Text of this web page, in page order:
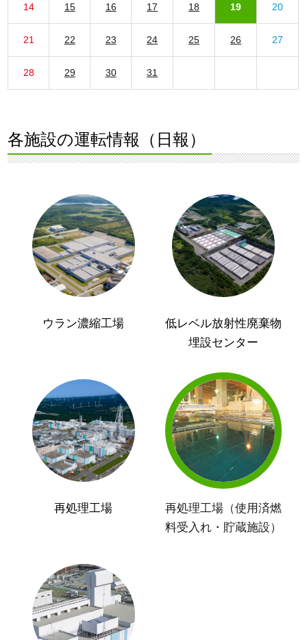
14 15 16 17 18 19 20
21 22 23 24 25 26 27
28 29 30 31
各施設の運転情報（日報）
ウラン濃縮工場
低レベル放射性廃棄物
埋設センター
再処理工場
再処理工場（使用済燃
料受入れ・貯蔵施設）